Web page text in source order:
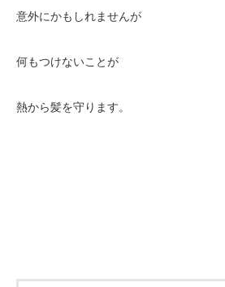
意外にかもしれませんが
何もつけないことが
熱から髪を守ります。